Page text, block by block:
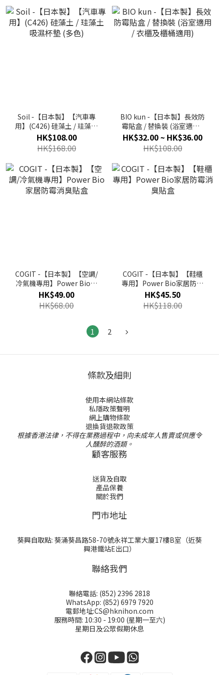
Soil -【日本製】【汽車專
用】(C426) 硅藻土 / 珪藻土
吸濕杯墊 (多色)
HK$108.00
HK$168.00
BIO kun -【日本製】長效防
霉貼盒 / 替換裝 (浴室適用 /
衣櫃及櫃桶適用)
HK$32.00 ~ HK$36.00
HK$108.00
COGIT -【日本製】【空調/
冷氣機專用】Power Bio家
居防霉消臭貼盒
HK$49.00
HK$68.00
COGIT -【日本製】【鞋櫃
專用】Power Bio家居防霉
消臭貼盒
HK$45.50
HK$118.00
1 2
條款及細則
使用本網站條款
私隱政策聲明
網上購物條款
退換貨退款政策
根據香港法律，不得在業務過程中，向未成年人售賣或供應令
人醺醉的酒類。
顧客服務
送貨及自取
產品保養
關於我們
門巿地址
葵興自取點: 葵涌葵昌路58-70號永祥工業大厦17樓B室（近葵
興港鐵站E出口）
聯絡我們
聯絡電話: (852) 2396 2818
WhatsApp: (852) 6979 7920
電郵地址:CS@hknihon.com
服務時間: 10:30 - 19:00 (星期一至六)
星期日及公眾假期休息